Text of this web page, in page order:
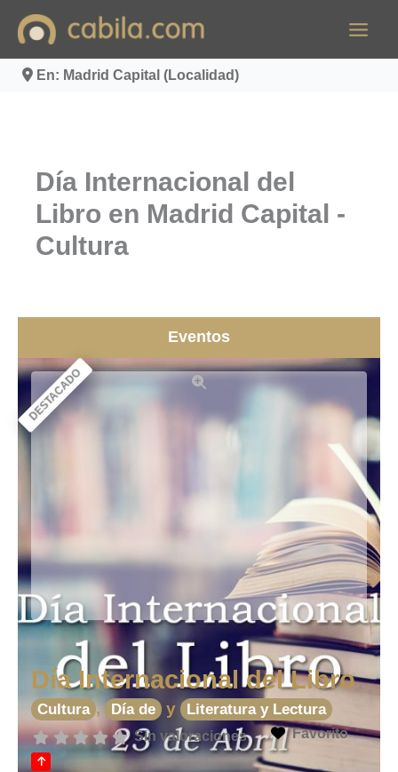
contenido
En: Madrid Capital (Localidad)
Día Internacional del
Libro en Madrid Capital -
Cultura
Eventos
DESTACADO
Día Internacional del Libro
Cultura , Día de y Literatura y Lectura
Sin valoraciones Favorito